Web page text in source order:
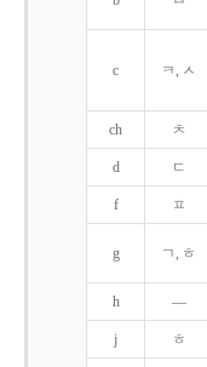
c ㅋ, ㅅ
ch ㅊ
d ㄷ
f ㅍ
g ㄱ, ㅎ
h ―
j ㅎ